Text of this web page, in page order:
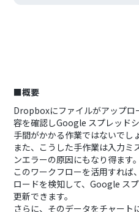
■概要
Dropboxにファイルがアップロ
容を確認しGoogle スプレッド
手間がかかる作業ではないでし
また、こうした手作業は入力ミ
ンエラーの原因にもなり得ます。
このワークフローを活用すれ
ロードを検知して、Google ス
更新できます。
さらに、そのデータをチャート